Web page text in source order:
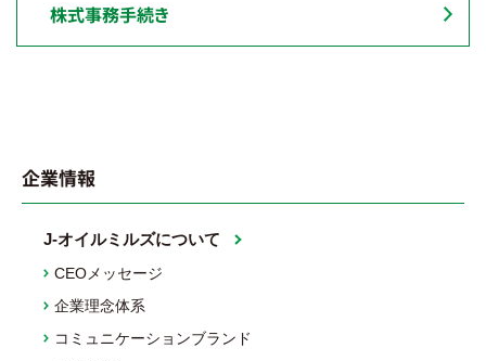
株式事務手続き
企業情報
J-オイルミルズについて
CEOメッセージ
企業理念体系
コミュニケーションブランド